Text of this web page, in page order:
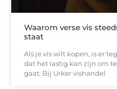
Waarom verse vis
staat
Als je vis wilt kopen, is er
dat het lastig kan zijn om
gaat. Bij Urker vishandel